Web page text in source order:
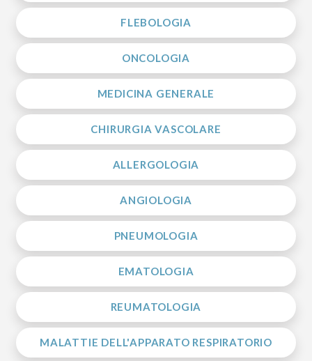
FLEBOLOGIA
ONCOLOGIA
MEDICINA GENERALE
CHIRURGIA VASCOLARE
ALLERGOLOGIA
ANGIOLOGIA
PNEUMOLOGIA
EMATOLOGIA
REUMATOLOGIA
MALATTIE DELL'APPARATO RESPIRATORIO